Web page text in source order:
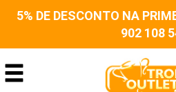
5% DE DESCONTO NA
902 108